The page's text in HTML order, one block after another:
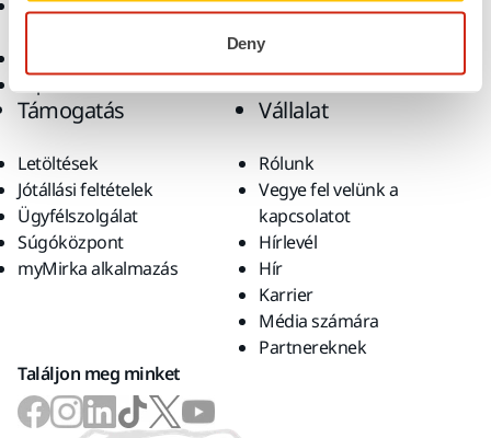
Deny
Kiegészítők és
Támogatás
Letöltések
Jótállási feltételek
Ügyfélszolgálat
Súgóközpont
myMirka alkalmazás
Vállalat
Rólunk
Vegye fel velünk a
kapcsolatot
Hírlevél
Hír
Karrier
Média számára
Partnereknek
Találjon meg minket